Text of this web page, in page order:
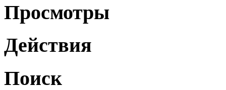
Просмотры
Действия
Поиск